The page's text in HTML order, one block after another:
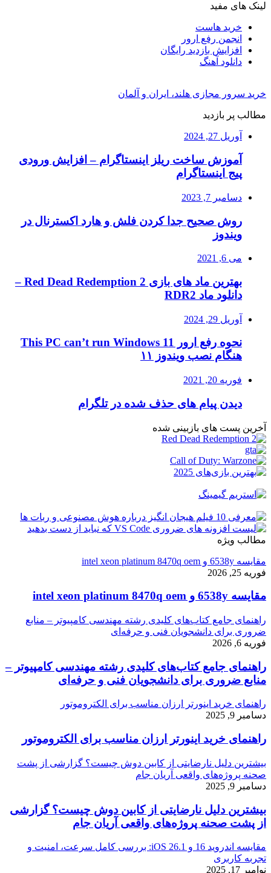
لینک های مفید
خرید هاست
انجمن رفع ارور
افزایش بازدید رایگان
دانلود آهنگ
خرید سرور مجازی هلند، ایران و آلمان
مطالب پر بازدید
آوریل 27, 2024
آموزش ساخت ریلز اینستاگرام – افزایش ورودی
پیج اینستاگرام
دسامبر 7, 2023
روش صحیح جدا کردن فلش و هارد اکسترنال در
ویندوز
می 6, 2021
بهترین ماد های بازی Red Dead Redemption 2 –
دانلود ماد RDR2
آوریل 29, 2024
نحوه رفع ارور This PC can’t run Windows 11
هنگام نصب ویندوز ۱۱
فوریه 20, 2021
دیدن پیام های حذف شده در تلگرام
آخرین پست های بازبینی شده
مطالب ویژه
مقایسه 6538y و intel xeon platinum 8470q oem
فوریه 25, 2026
مقایسه 6538y و intel xeon platinum 8470q oem
راهنمای جامع کتاب‌های کلیدی رشته مهندسی کامپیوتر – منابع
ضروری برای دانشجویان فنی و حرفه‌ای
فوریه 6, 2026
راهنمای جامع کتاب‌های کلیدی رشته مهندسی کامپیوتر –
منابع ضروری برای دانشجویان فنی و حرفه‌ای
راهنمای خرید اینورتر ارزان مناسب برای الکتروموتور
دسامبر 9, 2025
راهنمای خرید اینورتر ارزان مناسب برای الکتروموتور
بیشترین دلیل نارضایتی از کابین دوش چیست؟ گزارشی از پشت
صحنه پروژه‌های واقعی آریان جام
دسامبر 9, 2025
بیشترین دلیل نارضایتی از کابین دوش چیست؟ گزارشی
از پشت صحنه پروژه‌های واقعی آریان جام
مقایسه اندروید 16 و iOS 26.1: بررسی کامل سرعت، امنیت و
تجربه کاربری
نوامبر 17, 2025